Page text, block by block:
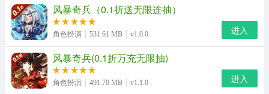
【萌宠助阵 多种职能作战大不同】
关键时刻可以改变战场形势，宠物不再只是附庸。攻击、
控制、辅助……多形态宠物与你一同上阵，配合不同战斗
流派，带来的非凡战斗体验。
风暴奇兵（0.1折送无限连抽）
角色扮演 531.61 MB v1.0.0 进入
风暴奇兵(0.1折万充无限抽)
角色扮演 491.70 MB v1.1.0 进入